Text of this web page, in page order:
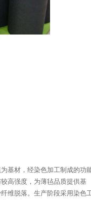
基材，经染色加工制成的功
高强度，为薄毡品质提供基
维脱落。生产阶段采用染色